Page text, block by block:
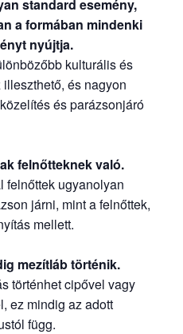
standard esemény,
a formában mindenki
nyújtja.
kulturális és
és nagyon
és parázsonjáró
felnőtteknek való.
felnőttek ugyanolyan
járni, mint a felnőttek,
mellett.
mezítláb történik.
történhet cipővel vagy
ez mindig az adott
függ.